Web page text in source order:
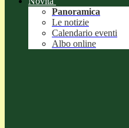
Panoramica
Le notizie
Calendario eventi
Albo online